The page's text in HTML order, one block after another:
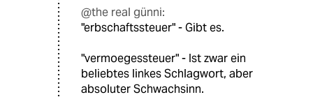
@the real günni:
"erbschaftssteuer" - Gibt es.
"vermoegessteuer" - Ist zwar ein
beliebtes linkes Schlagwort, aber
absoluter Schwachsinn.